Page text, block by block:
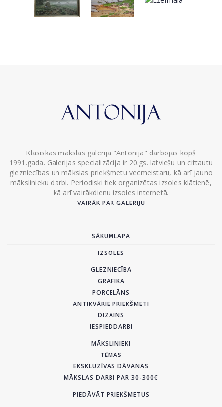
Klasiskās mākslas galerija "Antonija" darbojas kopš
1991.gada. Galerijas specializācija ir 20.gs. latviešu un cittautu
glezniecības un mākslas priekšmetu vecmeistaru, kā arī jauno
mākslinieku darbi. Periodiski tiek organizētas izsoles klātienē,
kā arī vairākdienu izsoles internetā.
VAIRĀK PAR GALERIJU
SĀKUMLAPA
IZSOLES
GLEZNIECĪBA
GRAFIKA
PORCELĀNS
ANTIKVĀRIE PRIEKŠMETI
DIZAINS
IESPIEDDARBI
MĀKSLINIEKI
TĒMAS
EKSKLUZĪVAS DĀVANAS
MĀKSLAS DARBI PAR 30-300€
PIEDĀVĀT PRIEKŠMETUS